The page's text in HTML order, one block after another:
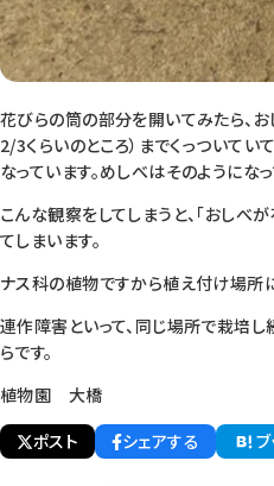
花びらの筒の部分を開いてみたら、
2/3くらいのところ）までくっついて
なっています。めしべはそのようになっ
こんな観察をしてしまうと、「おしべ
てしまいます。
ナス科の植物ですから植え付け場所
連作障害といって、同じ場所で栽培
らです。
植物園 大橋
ポスト
シェアする